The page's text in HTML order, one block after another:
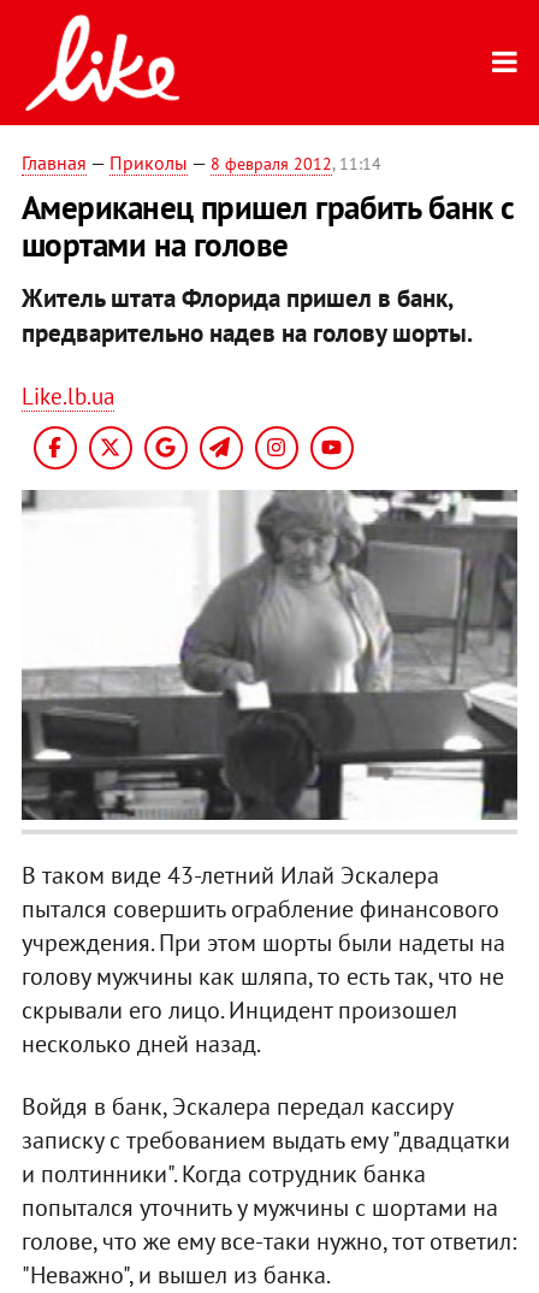
Главная — Приколы — 8 февраля 2012, 11:14
Американец пришел грабить банк с
шортами на голове
Житель штата Флорида пришел в банк,
предварительно надев на голову шорты.
Like.lb.ua
В таком виде 43-летний Илай Эскалера
пытался совершить ограбление финансового
учреждения. При этом шорты были надеты на
голову мужчины как шляпа, то есть так, что не
скрывали его лицо. Инцидент произошел
несколько дней назад.
Войдя в банк, Эскалера передал кассиру
записку с требованием выдать ему "двадцатки
и полтинники". Когда сотрудник банка
попытался уточнить у мужчины с шортами на
голове, что же ему все-таки нужно, тот ответил:
"Неважно", и вышел из банка.